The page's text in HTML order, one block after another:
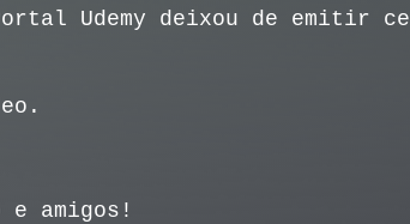
Udemy deixou de emitir
e amigos!